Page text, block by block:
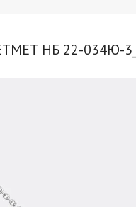
НБ 22-034Ю-